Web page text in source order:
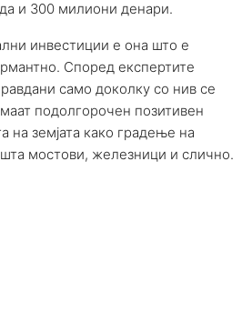
и 300 милиони денари.
инвестиции е она што е
Според експертите
само доколку со нив се
подолгорочен позитивен
на земјата како градење на
мостови, железници и слично.